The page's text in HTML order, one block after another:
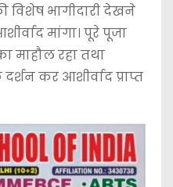
भागीदारी देखने
मांगा। पूरे पूजा
माहौल रहा तथा
कर आशीर्वाद प्राप्त